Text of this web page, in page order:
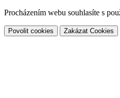
Procházením webu souhlasíte s
Povolit cookies Zakázat Cookies